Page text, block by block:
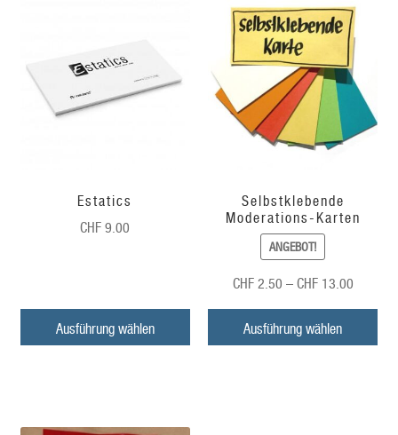
Estatics
CHF9.00
Ausführung wählen
Selbstklebende
Moderations-Karten
ANGEBOT!
CHF 2.50 – CHF 13.00
CHF
bis
Ausführung wählen